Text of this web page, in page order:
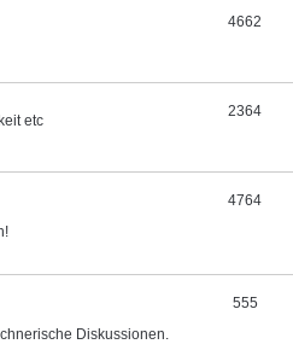
4662
etc
2364
4764
Diskussionen.
555